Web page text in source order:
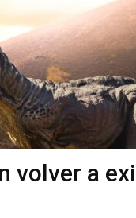
volver a